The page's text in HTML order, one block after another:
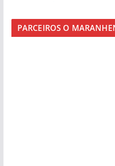
PARCEIROS O